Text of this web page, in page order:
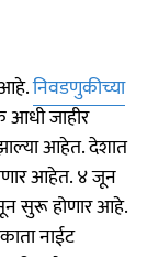
आहे.निवडणुकीच्या
आधी जाहीर
आहेत. देशात
आहेत. ४ जून
सुरू होणार आहे.
नाईट